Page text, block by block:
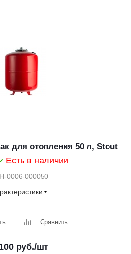
для отопления 50 л, Stout
Есть в наличии
0006-000050
Сравнить
руб./шт